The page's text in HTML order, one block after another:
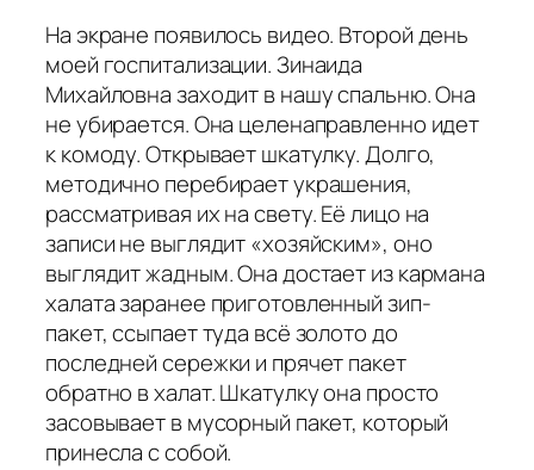
На экране появилось видео. Второй день
моей госпитализации. Зинаида
Михайловна заходит в нашу спальню. Она
не убирается. Она целенаправленно идет
к комоду. Открывает шкатулку. Долго,
методично перебирает украшения,
рассматривая их на свету. Её лицо на
записи не выглядит «хозяйским», оно
выглядит жадным. Она достает из кармана
халата заранее приготовленный зип-
пакет, ссыпает туда всё золото до
последней сережки и прячет пакет
обратно в халат. Шкатулку она просто
засовывает в мусорный пакет, который
принесла с собой.